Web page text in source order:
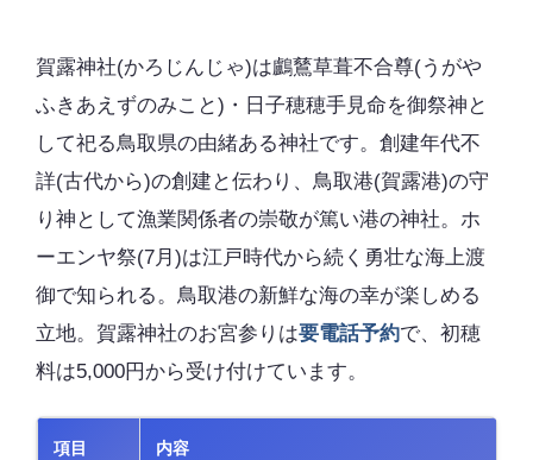
賀露神社(かろじんじゃ)は鸕鶿草葺不合尊(うがや
ふきあえずのみこと)・日子穂穂手見命を御祭神と
して祀る鳥取県の由緒ある神社です。創建年代不
詳(古代から)の創建と伝わり、鳥取港(賀露港)の守
り神として漁業関係者の崇敬が篤い港の神社。ホ
ーエンヤ祭(7月)は江戸時代から続く勇壮な海上渡
御で知られる。鳥取港の新鮮な海の幸が楽しめる
立地。賀露神社のお宮参りは要電話予約で、初穂
料は5,000円から受け付けています。
項目 内容